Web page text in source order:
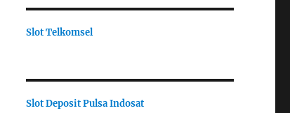
Slot Telkomsel
Slot Deposit Pulsa Indosat